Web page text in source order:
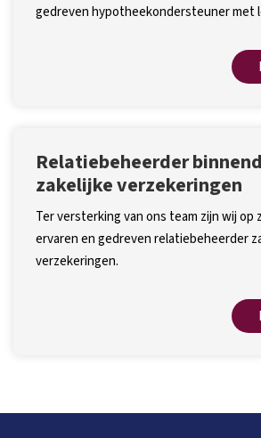
gedreven hypotheekondersteuner met
Relatiebeheerder
zakelijke verzekeringen
Ter versterking van ons team zijn wij op
ervaren en gedreven relatiebeheerder
verzekeringen.